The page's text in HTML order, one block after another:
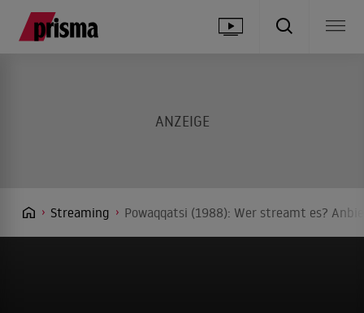
Streaming Powaqqatsi (1988): Wer streamt es?